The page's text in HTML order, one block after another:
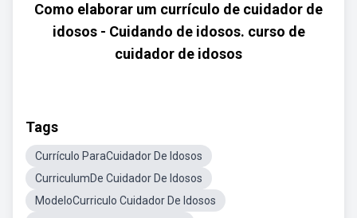
Como elaborar um currículo de cuidador de
idosos - Cuidando de idosos. curso de
cuidador de idosos
Tags
Currículo ParaCuidador De Idosos
CurriculumDe Cuidador De Idosos
ModeloCurriculo Cuidador De Idosos